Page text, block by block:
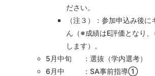
ださい。
（注３）：参加申込み後
ん（※成績はE評価となり
します）。
5月中旬 ：選抜（学内選考）
6月中 ：SA事前指導①